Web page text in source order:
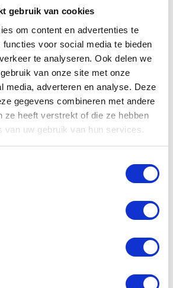
gebruik van cookies
om content en advertenties te
functies voor social media te bieden
te analyseren. Ook delen we
van onze site met onze
media, adverteren en analyse. Deze
gegevens combineren met andere
ze heeft verstrekt of die ze hebben
van uw gebruik van hun services.